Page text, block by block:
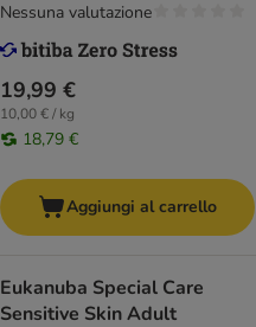
19,99 €
10,00 € / kg
18,79 €
Nessuna valutazione
Aggiungi al carrello
Eukanuba Special Care
Sensitive Skin Adult